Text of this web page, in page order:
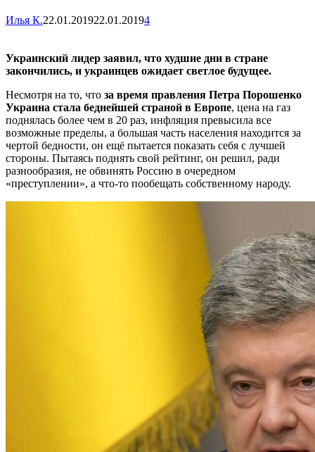
Илья К.22.01.201922.01.20194
Украинский лидер заявил, что худшие дни в стране
закончились, и украинцев ожидает светлое будущее.
Несмотря на то, что за время правления Петра Порошенко
Украина стала беднейшей страной в Европе, цена на газ
поднялась более чем в 20 раз, инфляция превысила все
возможные пределы, а большая часть населения находится за
чертой бедности, он ещё пытается показать себя с лучшей
стороны. Пытаясь поднять свой рейтинг, он решил, ради
разнообразия, не обвинять Россию в очередном
«преступлении», а что-то пообещать собственному народу.